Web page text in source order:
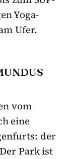
Yoga-
Ufer.
vom
eine
der
Park ist